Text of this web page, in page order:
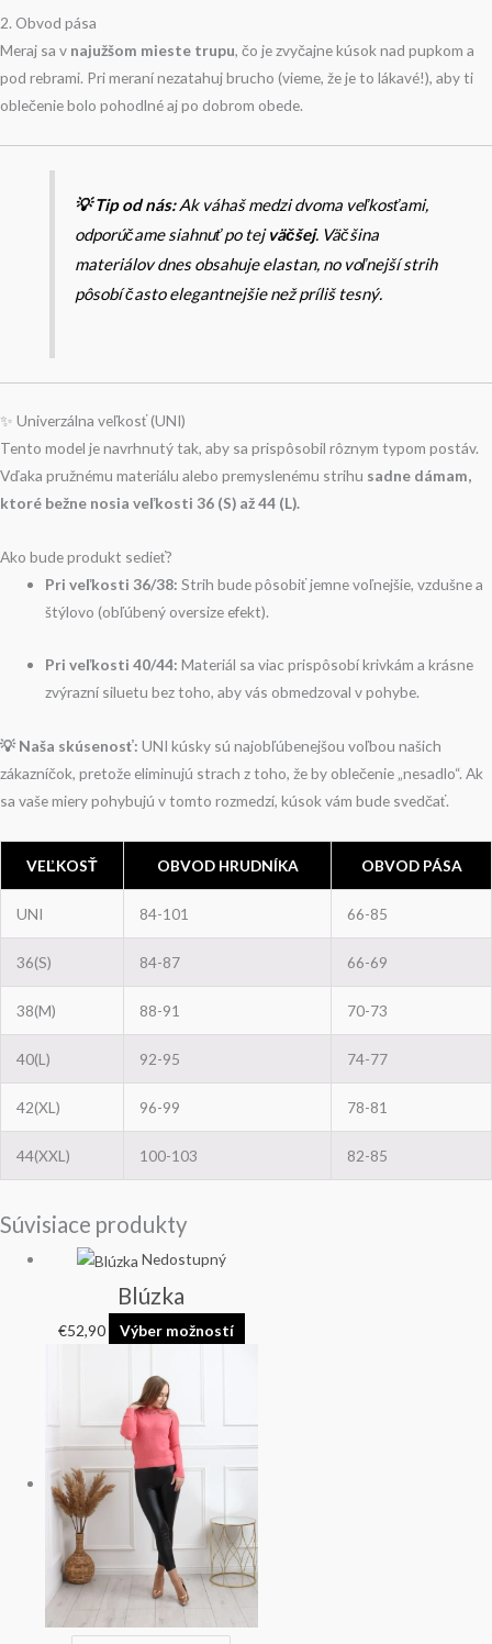
2. Obvod pása
Meraj sa v najužšom mieste trupu, čo je zvyčajne kúsok nad pupkom a
pod rebrami. Pri meraní nezatahuj brucho (vieme, že je to lákavé!), aby ti
oblečenie bolo pohodlné aj po dobrom obede.
💡 Tip od nás:Ak váhaš medzi dvoma veľkosťami,
odporúčame siahnuť po tejväčšej. Väčšina
materiálov dnes obsahuje elastan, no voľnejší strih
pôsobí často elegantnejšie než príliš tesný.
✨ Univerzálna veľkosť (UNI)
Tento model je navrhnutý tak, aby sa prispôsobil rôznym typom postáv.
Vďaka pružnému materiálu alebo premyslenému strihu sadne dámam,
ktoré bežne nosia veľkosti 36 (S) až 44 (L).
Ako bude produkt sedieť?
Pri veľkosti 36/38: Strih bude pôsobiť jemne voľnejšie, vzdušne a
štýlovo (obľúbený oversize efekt).
Pri veľkosti 40/44: Materiál sa viac prispôsobí krivkám a krásne
zvýrazní siluetu bez toho, aby vás obmedzoval v pohybe.
💡 Naša skúsenosť: UNI kúsky sú najobľúbenejšou voľbou našich
zákazníčok, pretože eliminujú strach z toho, že by oblečenie „nesadlo“. Ak
sa vaše miery pohybujú v tomto rozmedzí, kúsok vám bude svedčať.
VEĽKOSŤ OBVOD HRUDNÍKA OBVOD PÁSA
UNI 84-101 66-85
36(S) 84-87 66-69
38(M) 88-91 70-73
40(L) 92-95 74-77
42(XL) 96-99 78-81
44(XXL) 100-103 82-85
Súvisiace produkty
Nedostupný
Blúzka
€52,90 Výber možností